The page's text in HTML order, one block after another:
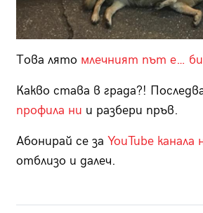
Това лято млечният път е…
Какво става в града?!
профила ни и разбери пръв.
Абонирай се за YouTube канала
отблизо и далеч.